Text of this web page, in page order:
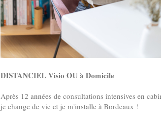
DISTANCIEL Visio OU à Domicile
Après 12 années de consultations intensives en
je change de vie et je m'installe à Bordeaux !